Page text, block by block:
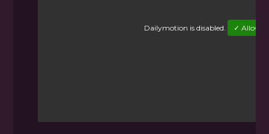
Dailymotion is disabled. ✓ Allow